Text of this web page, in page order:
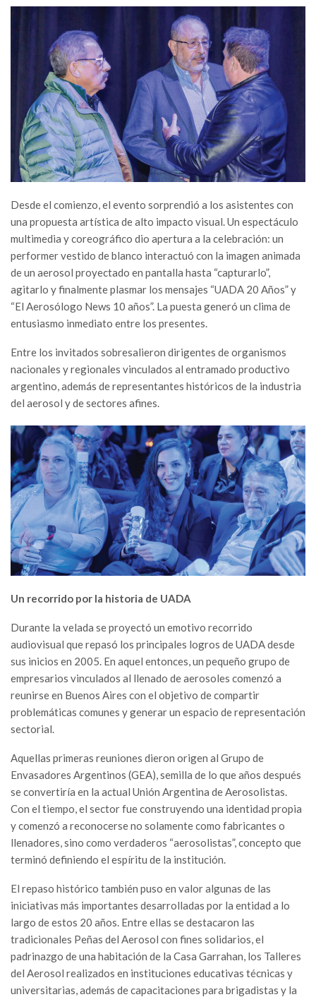
Desde el comienzo, el evento sorprendió a los asistentes con
una propuesta artística de alto impacto visual. Un espectáculo
multimedia y coreográfico dio apertura a la celebración: un
performer vestido de blanco interactuó con la imagen animada
de un aerosol proyectado en pantalla hasta “capturarlo”,
agitarlo y finalmente plasmar los mensajes “UADA 20 Años” y
“El Aerosólogo News 10 años”. La puesta generó un clima de
entusiasmo inmediato entre los presentes.
Entre los invitados sobresalieron dirigentes de organismos
nacionales y regionales vinculados al entramado productivo
argentino, además de representantes históricos de la industria
del aerosol y de sectores afines.
Un recorrido por la historia de UADA
Durante la velada se proyectó un emotivo recorrido
audiovisual que repasó los principales logros de UADA desde
sus inicios en 2005. En aquel entonces, un pequeño grupo de
empresarios vinculados al llenado de aerosoles comenzó a
reunirse en Buenos Aires con el objetivo de compartir
problemáticas comunes y generar un espacio de representación
sectorial.
Aquellas primeras reuniones dieron origen al Grupo de
Envasadores Argentinos (GEA), semilla de lo que años después
se convertiría en la actual Unión Argentina de Aerosolistas.
Con el tiempo, el sector fue construyendo una identidad propia
y comenzó a reconocerse no solamente como fabricantes o
llenadores, sino como verdaderos “aerosolistas”, concepto que
terminó definiendo el espíritu de la institución.
El repaso histórico también puso en valor algunas de las
iniciativas más importantes desarrolladas por la entidad a lo
largo de estos 20 años. Entre ellas se destacaron las
tradicionales Peñas del Aerosol con fines solidarios, el
padrinazgo de una habitación de la Casa Garrahan, los Talleres
del Aerosol realizados en instituciones educativas técnicas y
universitarias, además de capacitaciones para brigadistas y la